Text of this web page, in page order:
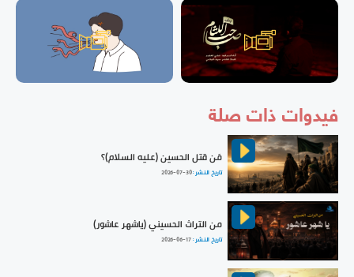
فيدوات ذات صلة
مَن قتل الحسين (عليه السلام)؟
تاريخ النشر :2026-07-30
من التراث الحسيني (ياشهر عاشور)
تاريخ النشر :2026-06-17